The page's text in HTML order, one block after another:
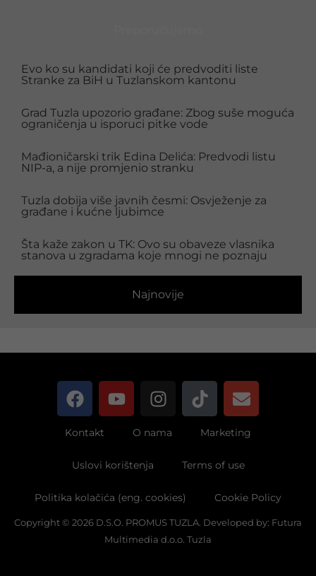
Najnovije
Evo ko su kandidati koji će predvoditi liste
Stranke za BiH u Tuzlanskom kantonu
Grad Tuzla upozorio građane: Zbog suše moguća
ograničenja u isporuci pitke vode
Mađioničarski trik Edina Delića: Predvodi listu
NIP-a, a nije promjenio stranku
Tuzla dobija više javnih česmi: Osvježenje za
građane i kućne ljubimce
Šta kaže zakon u TK: Ovo su obaveze vlasnika
stanova u zgradama koje mnogi ne poznaju
Kontakt O nama Marketing
Uslovi korištenja Terms of use
Politika kolačića (eng. cookies) Cookie Policy
Copyright © 2026 D.S.O. PROMUS TUZLA. Developed by: Futura
Multimedia d.o.o. Tuzla